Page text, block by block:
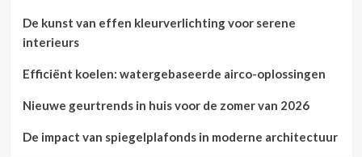
De kunst van effen kleurverlichting voor serene
interieurs
Efficiënt koelen: watergebaseerde airco-oplossingen
Nieuwe geurtrends in huis voor de zomer van 2026
De impact van spiegelplafonds in moderne architectuur